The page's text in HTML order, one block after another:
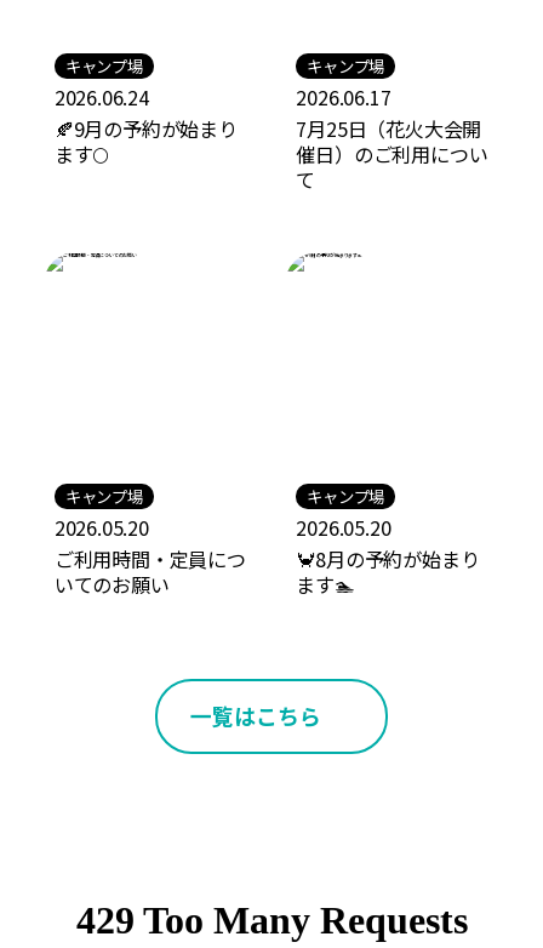
キャンプ場
2026.06.24
🍂9月の予約が始まり
ます🌕
キャンプ場
2026.06.17
7月25日（花火大会開
催日）のご利用につい
て
キャンプ場
2026.05.20
ご利用時間・定員につ
いてのお願い
キャンプ場
2026.05.20
🦀8月の予約が始まり
ます🏊
一覧はこちら